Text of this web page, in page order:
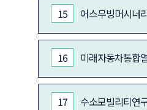
15 어스무빙머시너
16 미래자동차통합
17 수소모빌리티연